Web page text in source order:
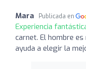
Mara Publicada en
Experiencia
carnet. El hombre
ayuda a elegir la